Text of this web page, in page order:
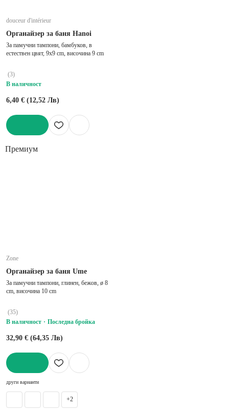
douceur d'intérieur
Органайзер за баня Hanoi
За памучни тампони, бамбуков, в
естествен цвят, 9x9 cm, височина 9 cm
(3)
В наличност
6,40 € (12,52 Лв)
Премиум
Zone
Органайзер за баня Ume
За памучни тампони, глинен, бежов, ø 8
cm, височина 10 cm
(35)
В наличност
Последна бройка
32,90 € (64,35 Лв)
други варианти
+2